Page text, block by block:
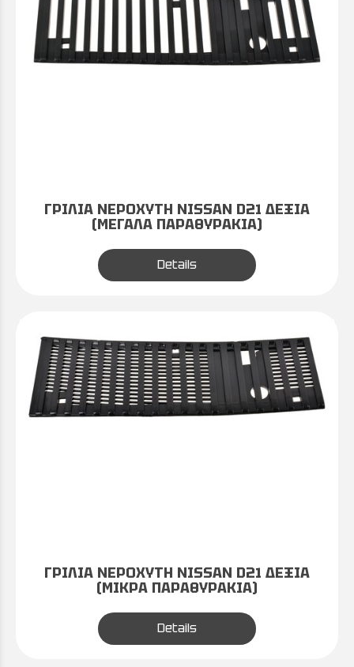
ΓΡΙΛΙΑ ΝΕΡΟΧΥΤΗ NISSAN D21 ΔΕΞΙΑ
(ΜΕΓΑΛΑ ΠΑΡΑΘΥΡΑΚΙΑ)
Details
ΓΡΙΛΙΑ ΝΕΡΟΧΥΤΗ NISSAN D21 ΔΕΞΙΑ
(ΜΙΚΡΑ ΠΑΡΑΘΥΡΑΚΙΑ)
Details